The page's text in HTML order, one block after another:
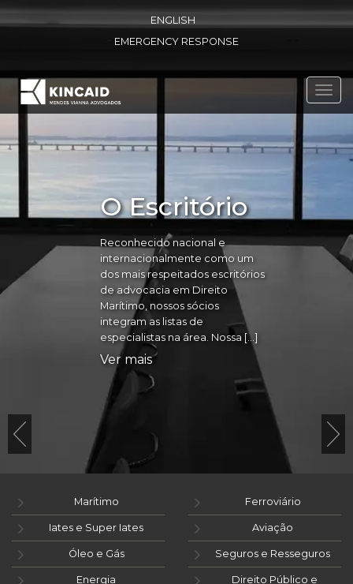
ENGLISH
EMERGENCY RESPONSE
O Escritório
Reconhecido nacional e
internacionalmente como um
dos mais respeitados escritórios
de advocacia em Direito
Marítimo, nossos sócios
integram as listas de
especialistas na área. Nossa […]
Ver mais
Marítimo
Iates e Super Iates
Óleo e Gás
Energia
Ferroviário
Aviação
Seguros e Resseguros
Direito Público e